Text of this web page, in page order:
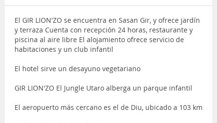
El GIR LION'ZO se encuentra en Sasan Gir, y ofrece jardín
y terraza Cuenta con recepción 24 horas, restaurante y
piscina al aire libre El alojamiento ofrece servicio de
habitaciones y un club infantil
El hotel sirve un desayuno vegetariano
GIR LION'ZO El Jungle Utaro alberga un parque infantil
El aeropuerto más cercano es el de Diu, ubicado a 103 km